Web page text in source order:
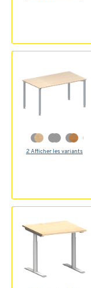
2 Afficher les variants